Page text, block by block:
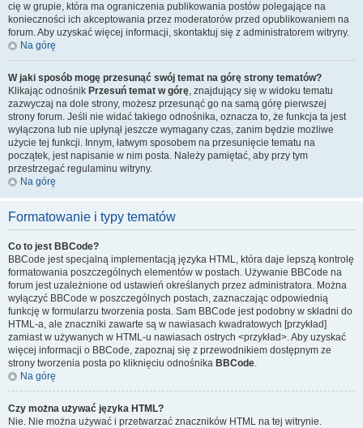
cię w grupie, która ma ograniczenia publikowania postów polegające na
konieczności ich akceptowania przez moderatorów przed opublikowaniem na
forum. Aby uzyskać więcej informacji, skontaktuj się z administratorem witryny.
Na górę
W jaki sposób mogę przesunąć swój temat na górę strony tematów?
Klikając odnośnik Przesuń temat w górę, znajdujący się w widoku tematu
zazwyczaj na dole strony, możesz przesunąć go na samą górę pierwszej
strony forum. Jeśli nie widać takiego odnośnika, oznacza to, że funkcja ta jest
wyłączona lub nie upłynął jeszcze wymagany czas, zanim będzie możliwe
użycie tej funkcji. Innym, łatwym sposobem na przesunięcie tematu na
początek, jest napisanie w nim posta. Należy pamiętać, aby przy tym
przestrzegać regulaminu witryny.
Na górę
Formatowanie i typy tematów
Co to jest BBCode?
BBCode jest specjalną implementacją języka HTML, która daje lepszą kontrolę
formatowania poszczególnych elementów w postach. Używanie BBCode na
forum jest uzależnione od ustawień określanych przez administratora. Można
wyłączyć BBCode w poszczególnych postach, zaznaczając odpowiednią
funkcję w formularzu tworzenia posta. Sam BBCode jest podobny w składni do
HTML-a, ale znaczniki zawarte są w nawiasach kwadratowych [przykład]
zamiast w używanych w HTML-u nawiasach ostrych <przykład>. Aby uzyskać
więcej informacji o BBCode, zapoznaj się z przewodnikiem dostępnym ze
strony tworzenia posta po kliknięciu odnośnika BBCode.
Na górę
Czy można używać języka HTML?
Nie. Nie można używać i przetwarzać znaczników HTML na tej witrynie.